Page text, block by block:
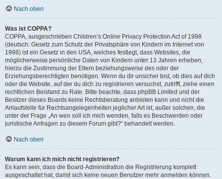
Nach oben
Was ist COPPA?
COPPA, ausgeschrieben Children’s Online Privacy Protection Act of 1998
(deutsch: Gesetz zum Schutz der Privatsphäre von Kindern im Internet von
1998) ist ein Gesetz in den USA, welches festlegt, dass Websites, die
möglicherweise persönliche Daten von Kindern unter 13 Jahren erheben,
hierzu die Zustimmung der Eltern beziehungsweise des oder der
Erziehungsberechtigten benötigen. Wenn du dir unsicher bist, ob dies auf dich
oder die Website, auf der du dich zu registrieren versuchst, zutrifft, ziehe einen
rechtlichen Beistand zu Rate. Bitte beachte, dass phpBB Limited und der
Besitzer dieses Boards keine Rechtsberatung anbieten kann und nicht die
Anlaufstelle für Rechtsangelegenheiten jeglicher Art ist; außer solchen, die
unter der Frage „An wen soll ich mich wenden, falls es Beschwerden oder
juristische Anfragen zu diesem Forum gibt?“ behandelt werden.
Nach oben
Warum kann ich mich nicht registrieren?
Es kann sein, dass die Board-Administration die Registrierung komplett
ausgeschaltet hat, damit sich keine neuen Benutzer mehr anmelden können.